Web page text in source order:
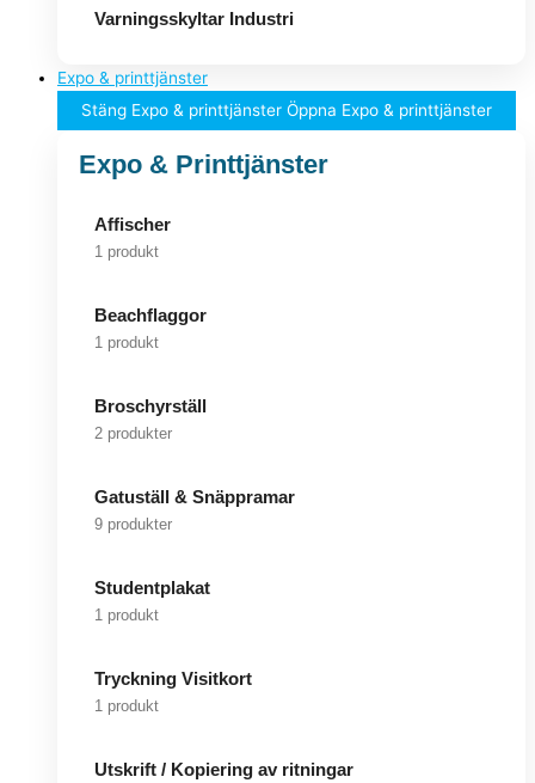
Varningsskyltar Industri
Expo & printtjänster
Stäng Expo & printtjänster Öppna Expo & printtjänster
Expo & Printtjänster
Affischer
1 produkt
Beachflaggor
1 produkt
Broschyrställ
2 produkter
Gatuställ & Snäppramar
9 produkter
Studentplakat
1 produkt
Tryckning Visitkort
1 produkt
Utskrift / Kopiering av ritningar